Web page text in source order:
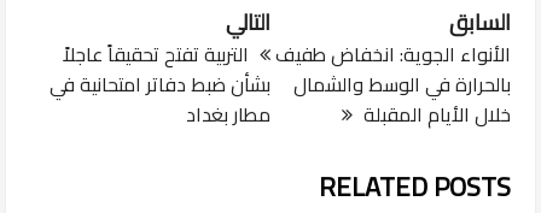
التالي
التربية تفتح تحقيقاً عاجلاً
بشأن ضبط دفاتر امتحانية في
مطار بغداد
السابق
الأنواء الجوية: انخفاض طفيف
بالحرارة في الوسط والشمال
خلال الأيام المقبلة
RELATED POSTS